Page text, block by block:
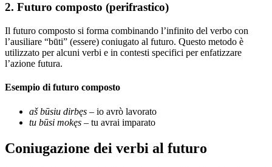
2. Futuro composto (perifrastico)
Il futuro composto si forma combinando l’infinito del verbo con
l’ausiliare “būti” (essere) coniugato al futuro. Questo metodo è
utilizzato per alcuni verbi e in contesti specifici per enfatizzare
l’azione futura.
Esempio di futuro composto
aš būsiu dirbęs – io avrò lavorato
tu būsi mokęs – tu avrai imparato
Coniugazione dei verbi al futuro